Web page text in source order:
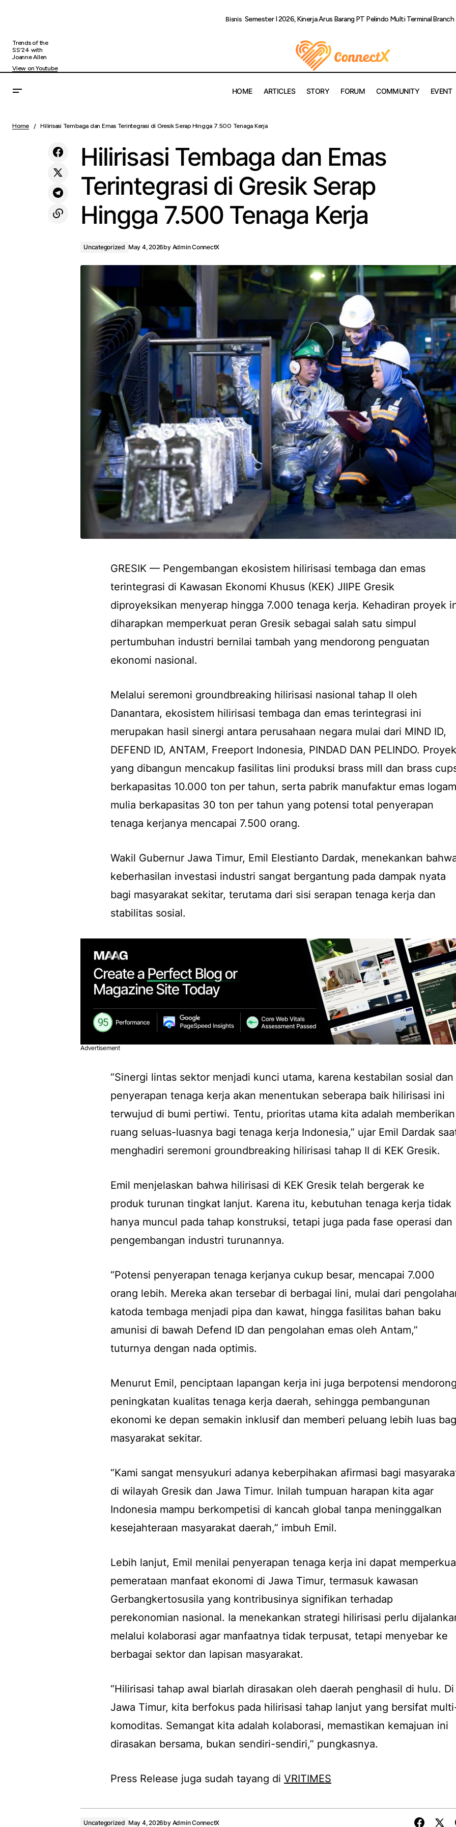
Bisnis Semester I 2026, Kinerja Arus Barang PT Pelindo Multi Terminal
Trends of the
SS'24 with
Joanne Allen
View on Youtube
HOME ARTICLES STORY FORUM COMMUNITY EVENT
Menghadapi Kebutuhan Dana Tanpa
Uncategorized Hilirisasi Tembaga dan Emas Terintegrasi di Gresik Serap Hingga
Home Hilirisasi Tembaga dan Emas Terintegrasi di Gresik Serap Hingga 7.500 Tenaga Kerja
Hilirisasi Tembaga dan Emas
Terintegrasi di Gresik Serap
Hingga 7.500 Tenaga Kerja
Uncategorized May 4, 2026by Admin ConnectX
GRESIK — Pengembangan ekosistem hilirisasi tembaga dan emas
terintegrasi di Kawasan Ekonomi Khusus (KEK) JIIPE Gresik
diproyeksikan menyerap hingga 7.000 tenaga kerja. Kehadiran proyek
diharapkan memperkuat peran Gresik sebagai salah satu simpul
pertumbuhan industri bernilai tambah yang mendorong penguatan
ekonomi nasional.
Melalui seremoni groundbreaking hilirisasi nasional tahap II oleh
Danantara, ekosistem hilirisasi tembaga dan emas terintegrasi ini
merupakan hasil sinergi antara perusahaan negara mulai dari MIND ID,
DEFEND ID, ANTAM, Freeport Indonesia, PINDAD DAN PELINDO. Proyek
yang dibangun mencakup fasilitas lini produksi brass mill dan brass
berkapasitas 10.000 ton per tahun, serta pabrik manufaktur emas logam
mulia berkapasitas 30 ton per tahun yang potensi total penyerapan
tenaga kerjanya mencapai 7.500 orang.
Wakil Gubernur Jawa Timur, Emil Elestianto Dardak, menekankan
keberhasilan investasi industri sangat bergantung pada dampak nyata
bagi masyarakat sekitar, terutama dari sisi serapan tenaga kerja dan
stabilitas sosial.
Advertisement
“Sinergi lintas sektor menjadi kunci utama, karena kestabilan sosial dan
penyerapan tenaga kerja akan menentukan seberapa baik hilirisasi ini
terwujud di bumi pertiwi. Tentu, prioritas utama kita adalah memberikan
ruang seluas-luasnya bagi tenaga kerja Indonesia,” ujar Emil Dardak
menghadiri seremoni groundbreaking hilirisasi tahap II di KEK Gresik.
Emil menjelaskan bahwa hilirisasi di KEK Gresik telah bergerak ke
produk turunan tingkat lanjut. Karena itu, kebutuhan tenaga kerja tidak
hanya muncul pada tahap konstruksi, tetapi juga pada fase operasi dan
pengembangan industri turunannya.
“Potensi penyerapan tenaga kerjanya cukup besar, mencapai 7.000
orang lebih. Mereka akan tersebar di berbagai lini, mulai dari
katoda tembaga menjadi pipa dan kawat, hingga fasilitas bahan baku
amunisi di bawah Defend ID dan pengolahan emas oleh Antam,”
tuturnya dengan nada optimis.
Menurut Emil, penciptaan lapangan kerja ini juga berpotensi
peningkatan kualitas tenaga kerja daerah, sehingga pembangunan
ekonomi ke depan semakin inklusif dan memberi peluang lebih luas
masyarakat sekitar.
“Kami sangat mensyukuri adanya keberpihakan afirmasi bagi
di wilayah Gresik dan Jawa Timur. Inilah tumpuan harapan kita agar
Indonesia mampu berkompetisi di kancah global tanpa meninggalkan
kesejahteraan masyarakat daerah,” imbuh Emil.
Lebih lanjut, Emil menilai penyerapan tenaga kerja ini dapat
pemerataan manfaat ekonomi di Jawa Timur, termasuk kawasan
Gerbangkertosusila yang kontribusinya signifikan terhadap
perekonomian nasional. Ia menekankan strategi hilirisasi perlu
melalui kolaborasi agar manfaatnya tidak terpusat, tetapi menyebar ke
berbagai sektor dan lapisan masyarakat.
“Hilirisasi tahap awal biarlah dirasakan oleh daerah penghasil di hulu. Di
Jawa Timur, kita berfokus pada hilirisasi tahap lanjut yang bersifat
komoditas. Semangat kita adalah kolaborasi, memastikan kemajuan ini
dirasakan bersama, bukan sendiri-sendiri,” pungkasnya.
Press Release juga sudah tayang di VRITIMES
Uncategorized May 4, 2026by Admin ConnectX